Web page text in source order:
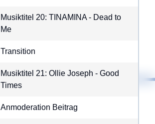
Musiktitel 20: TINAMINA - Dead to
Me
Transition
Musiktitel 21: Ollie Joseph - Good
Times
Anmoderation Beitrag